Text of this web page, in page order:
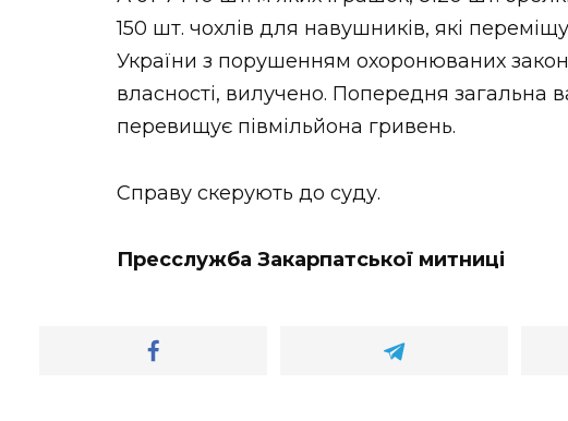
150 шт. чохлів для навушників, які
України з порушенням охоронюваних
власності, вилучено. Попередня загальна
перевищує півмільйона гривень.
Справу скерують до суду.
Пресслужба Закарпатської митниці